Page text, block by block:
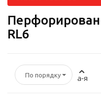
RL6
По порядку а-я